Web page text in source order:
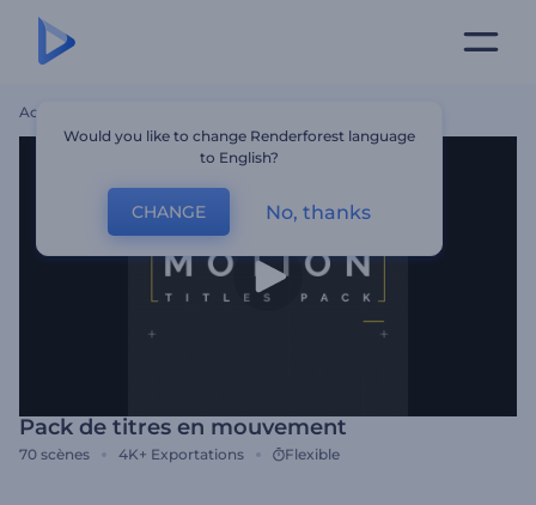
Accueil
Pack de titres en mouvement
70 scènes 4K+ Exportations Flexible
Would you like to change Renderforest language
to English?
CHANGE No, thanks